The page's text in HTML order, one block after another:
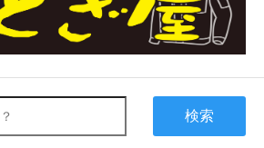
検索